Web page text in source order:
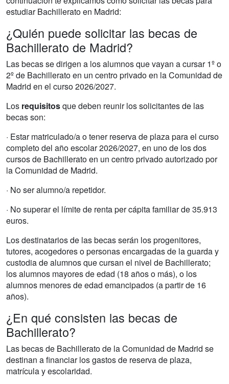
estudiar Bachillerato en Madrid:
¿Quién puede solicitar las becas de
Bachillerato de Madrid?
Las becas se dirigen a los alumnos que vayan a cursar 1º o
2º de Bachillerato en un centro privado en la Comunidad de
Madrid en el curso 2026/2027.
Los requisitosque deben reunir los solicitantes de las
becas son:
· Estar matriculado/a o tener reserva de plaza para el curso
completo del año escolar 2026/2027, en uno de los dos
cursos de Bachillerato en un centro privado autorizado por
la Comunidad de Madrid.
· No ser alumno/a repetidor.
· No superar el límite de renta per cápita familiar de 35.913
euros.
Los destinatarios de las becas serán los progenitores,
tutores, acogedores o personas encargadas de la guarda y
custodia de alumnos que cursan el nivel de Bachillerato;
los alumnos mayores de edad (18 años o más), o los
alumnos menores de edad emancipados (a partir de 16
años).
¿En qué consisten las becas de
Bachillerato?
Las becas de Bachillerato de la Comunidad de Madrid se
destinan a financiar los gastos de reserva de plaza,
matrícula y escolaridad.